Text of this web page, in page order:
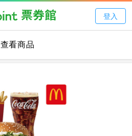
登入
查看商品